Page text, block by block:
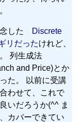
念した
Discrete
リだったけれど、
列生成法
and Price)とか
た。 以前に受講
わせて、これで
いだろうか(^^ ま
カバーできてい